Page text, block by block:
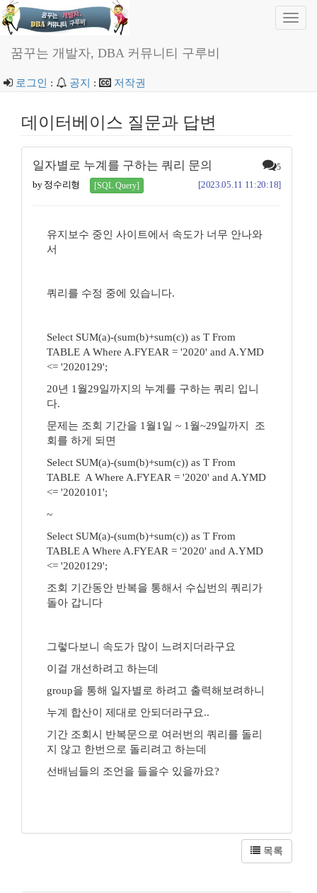
꿈꾸는 개발자, DBA 커뮤니티 구루비
로그인 : 공지 : 저작권
데이터베이스 질문과 답변
일자별로 누계를 구하는 쿼리 문의 5
by 정수리형 [SQL Query] [2023.05.11 11:20:18]
유지보수 중인 사이트에서 속도가 너무 안나와
서
쿼리를 수정 중에 있습니다.
Select SUM(a)-(sum(b)+sum(c)) as T From
TABLE A Where A.FYEAR = '2020' and A.YMD
<= '2020129';
20년 1월29일까지의 누계를 구하는 쿼리 입니
다.
문제는 조회 기간을 1월1일 ~ 1월~29일까지 조
회를 하게 되면
Select SUM(a)-(sum(b)+sum(c)) as T From
TABLE A Where A.FYEAR = '2020' and A.YMD
<= '2020101';
~
Select SUM(a)-(sum(b)+sum(c)) as T From
TABLE A Where A.FYEAR = '2020' and A.YMD
<= '2020129';
조회 기간동안 반복을 통해서 수십번의 쿼리가
돌아 갑니다
그렇다보니 속도가 많이 느려지더라구요
이걸 개선하려고 하는데
group을 통해 일자별로 하려고 출력해보려하니
누계 합산이 제대로 안되더라구요..
기간 조회시 반복문으로 여러번의 쿼리를 돌리
지 않고 한번으로 돌리려고 하는데
선배님들의 조언을 들을수 있을까요?
목록